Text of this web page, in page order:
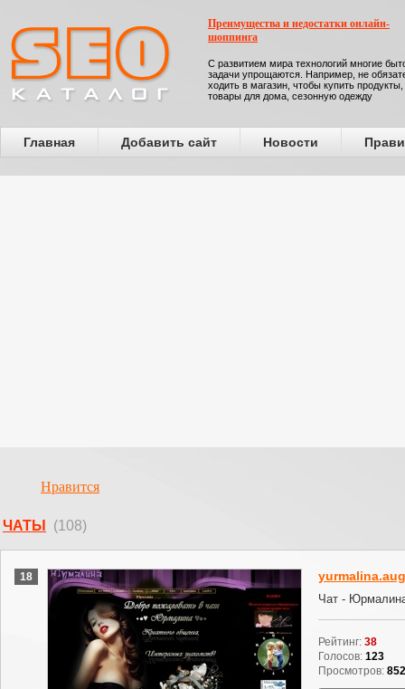
Преимущества и недостатки онлайн-
шоппинга
С развитием мира технологий многие
задачи упрощаются. Например, не
ходить в магазин, чтобы купить продукты,
товары для дома, сезонную одежду
Главная Добавить сайт Новости
Нравится
ЧАТЫ (108)
18
Чат -
Рейтинг: 38
Голосов: 123
Просмотров: